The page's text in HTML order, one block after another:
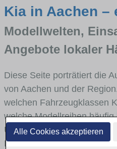
Alle Cookies akzeptieren
Kia in Aachen –
Modellwelten,
Angebote lokaler
Diese Seite porträtiert die
von Aachen und der
welchen Fahrzeugklassen
welche Modellreihen häufig
Umlandverkehr zu sehen
Fahrertypen die Marke